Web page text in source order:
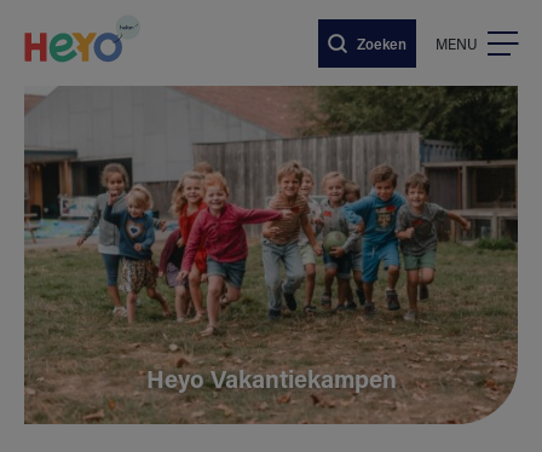
Zoeken MENU
Heyo Vakantiekampen